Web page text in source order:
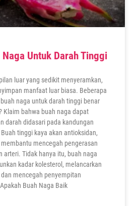
Untuk Darah Tinggi
luar yang sedikit menyeramkan,
manfaat luar biasa. Beberapa
naga untuk darah tinggi benar
Klaim bahwa buah naga dapat
darah didasari pada kandungan
tinggi kaya akan antioksidan,
mencegah pengerasan
arteri. Tidak hanya itu, buah naga
kadar kolesterol, melancarkan
mencegah penyempitan
Buah Naga Baik